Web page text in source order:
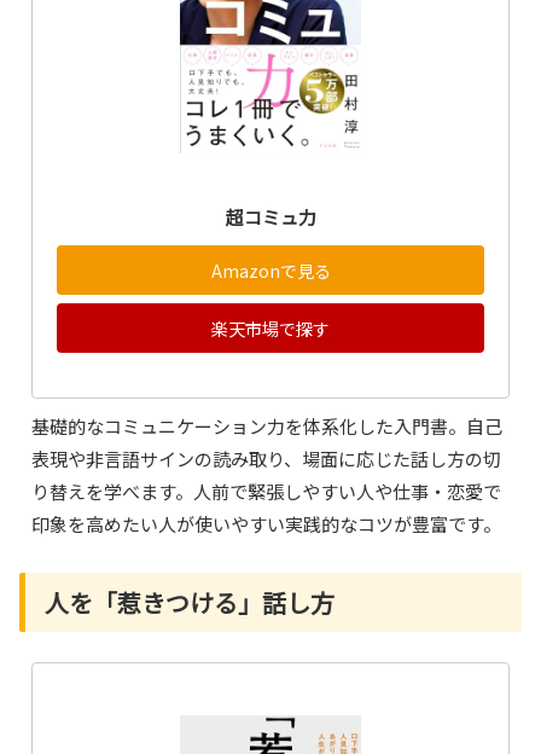
超コミュ力
Amazonで見る
楽天市場で探す
基礎的なコミュニケーション力を体系化した入門書。自己
表現や非言語サインの読み取り、場面に応じた話し方の切
り替えを学べます。人前で緊張しやすい人や仕事・恋愛で
印象を高めたい人が使いやすい実践的なコツが豊富です。
人を「惹きつける」話し方